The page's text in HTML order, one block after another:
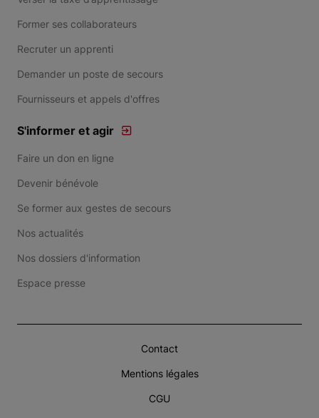
Former ses collaborateurs
Recruter un apprenti
Demander un poste de secours
Fournisseurs et appels d'offres
S'informer et agir
Faire un don en ligne
Devenir bénévole
Se former aux gestes de secours
Nos actualités
Nos dossiers d'information
Espace presse
Contact
Mentions légales
CGU